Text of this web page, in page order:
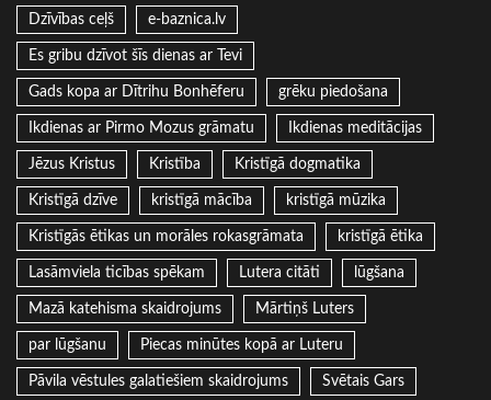
Dzīvības ceļš e-baznica.lv
Es gribu dzīvot šīs dienas ar Tevi
Gads kopa ar Dītrihu Bonhēferu grēku piedošana
Ikdienas ar Pirmo Mozus grāmatu Ikdienas meditācijas
Jēzus Kristus Kristība Kristīgā dogmatika
Kristīgā dzīve kristīgā mācība kristīgā mūzika
Kristīgās ētikas un morāles rokasgrāmata kristīgā ētika
Lasāmviela ticības spēkam Lutera citāti lūgšana
Mazā katehisma skaidrojums Mārtiņš Luters
par lūgšanu Piecas minūtes kopā ar Luteru
Pāvila vēstules galatiešiem skaidrojums Svētais Gars